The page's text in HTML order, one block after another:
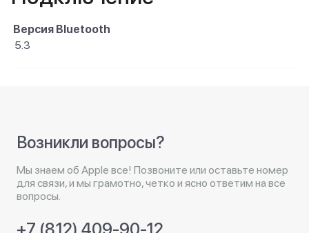
Версия Bluetooth
5.3
Возникли вопросы?
Мы знаем об Apple все! Позвоните или оставьте номер
для связи, и мы грамотно, четко и ясно ответим на все
вопросы.